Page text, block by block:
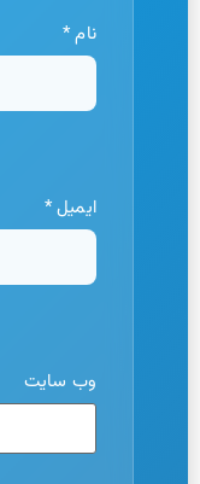
نام*
ایمیل*
وب‌ سایت